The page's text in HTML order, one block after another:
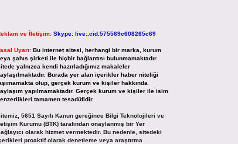
ve İletişim: Skype: live:.cid.575569c608265c69
Uyarı: Bu internet sitesi, herhangi bir marka, kurum
şahıs şirketi ile hiçbir bağlantısı bulunmamaktadır.
yalnızca kendi hazırladığımız makaleler
Burada yer alan içerikler haber niteliği
olup, gerçek kurum ve kişiler hakkında
yapılmamaktadır. Gerçek kurum ve kişiler ile isim
tamamen tesadüfidir.
5651 Sayılı Kanun gereğince Bilgi Teknolojileri ve
Kurumu (BTK) tarafından onaylanmış bir Yer
olarak hizmet vermektedir. Bu nedenle, sitedeki
proaktif olarak denetleme veya araştırma